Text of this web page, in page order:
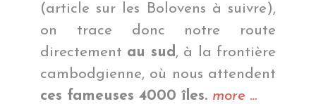
(article sur les Bolovens à suivre),
on trace donc notre route
directement au sud , à la frontière
cambodgienne, où nous attendent
ces fameuses 4000 îles. more « 4000
…